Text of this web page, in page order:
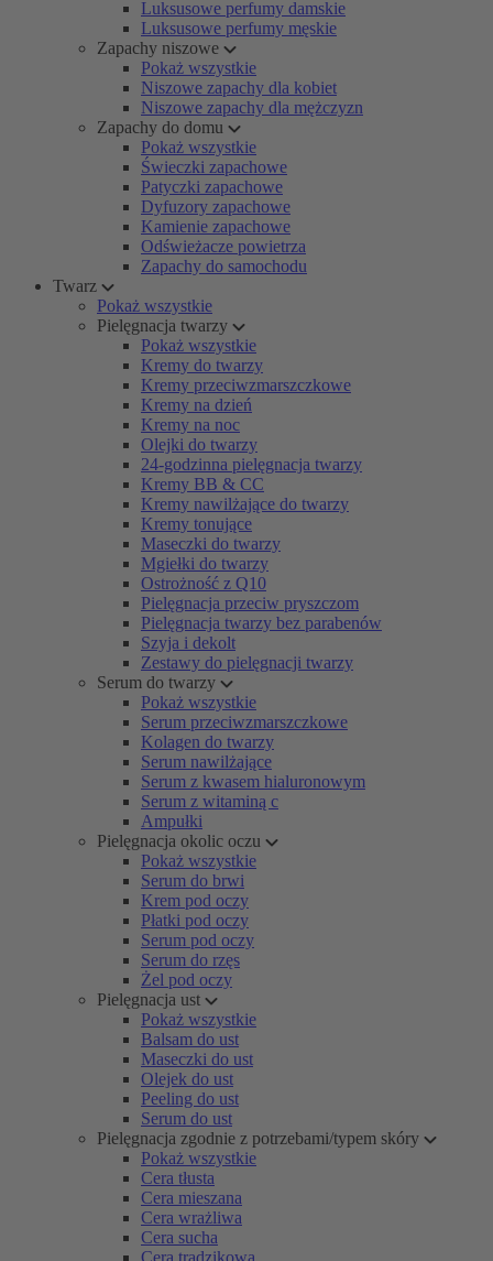
Luksusowe perfumy damskie
Luksusowe perfumy męskie
Zapachy niszowe
Pokaż wszystkie
Niszowe zapachy dla kobiet
Niszowe zapachy dla mężczyzn
Zapachy do domu
Pokaż wszystkie
Świeczki zapachowe
Patyczki zapachowe
Dyfuzory zapachowe
Kamienie zapachowe
Odświeżacze powietrza
Zapachy do samochodu
Twarz
Pokaż wszystkie
Pielęgnacja twarzy
Pokaż wszystkie
Kremy do twarzy
Kremy przeciwzmarszczkowe
Kremy na dzień
Kremy na noc
Olejki do twarzy
24-godzinna pielęgnacja twarzy
Kremy BB & CC
Kremy nawilżające do twarzy
Kremy tonujące
Maseczki do twarzy
Mgiełki do twarzy
Ostrożność z Q10
Pielęgnacja przeciw pryszczom
Pielęgnacja twarzy bez parabenów
Szyja i dekolt
Zestawy do pielęgnacji twarzy
Serum do twarzy
Pokaż wszystkie
Serum przeciwzmarszczkowe
Kolagen do twarzy
Serum nawilżające
Serum z kwasem hialuronowym
Serum z witaminą c
Ampułki
Pielęgnacja okolic oczu
Pokaż wszystkie
Serum do brwi
Krem pod oczy
Płatki pod oczy
Serum pod oczy
Serum do rzęs
Żel pod oczy
Pielęgnacja ust
Pokaż wszystkie
Balsam do ust
Maseczki do ust
Olejek do ust
Peeling do ust
Serum do ust
Pielęgnacja zgodnie z potrzebami/typem skóry
Pokaż wszystkie
Cera tłusta
Cera mieszana
Cera wrażliwa
Cera sucha
Cera trądzikowa